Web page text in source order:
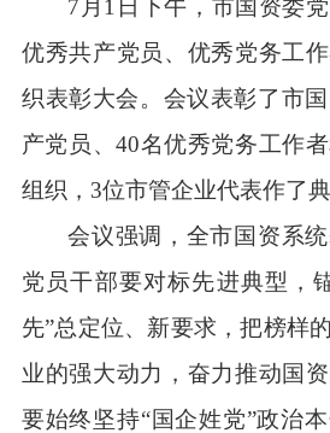
7月1日下午，市国资委
优秀共产党员、优秀党务工
织表彰大会。会议表彰了市
产党员、40名优秀党务工作
组织，3位市管企业代表作了典
会议强调，全市国资系
党员干部要对标先进典型，
先”总定位、新要求，把榜样
业的强大动力，奋力推动国
要始终坚持“国企姓党”政治